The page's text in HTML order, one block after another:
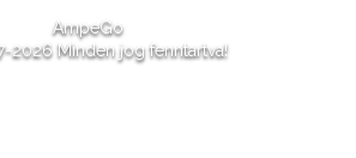
AmpeGo
2026 Minden jog fenntartva!